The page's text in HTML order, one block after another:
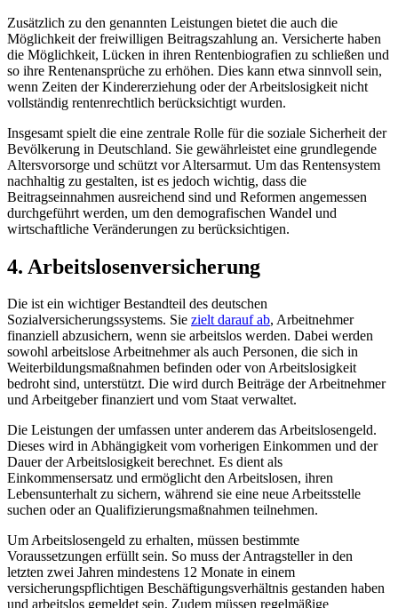
Zusätzlich ⁣zu den genannten⁢ Leistungen​ bietet die ⁣auch die
‍Möglichkeit der freiwilligen Beitragszahlung an. Versicherte haben
die‌ Möglichkeit, Lücken in ihren Rentenbiografien zu schließen und
so ihre Rentenansprüche zu erhöhen.‍ Dies kann etwa sinnvoll sein,
⁣wenn Zeiten der Kindererziehung⁢ oder der Arbeitslosigkeit nicht
vollständig​ rentenrechtlich berücksichtigt‌ wurden.
Insgesamt spielt ⁤die eine zentrale Rolle für die⁣ soziale Sicherheit der
Bevölkerung in Deutschland.​ Sie gewährleistet eine grundlegende⁤
Altersvorsorge ​und schützt vor Altersarmut. Um das Rentensystem ​
nachhaltig ‌zu gestalten, ist es jedoch wichtig,⁤ dass die
Beitragseinnahmen ⁢ausreichend sind und‌ Reformen‍ angemessen
durchgeführt werden, um den demografischen Wandel und
wirtschaftliche Veränderungen zu berücksichtigen.
4. Arbeitslosenversicherung
Die ist ein wichtiger Bestandteil des deutschen
Sozialversicherungssystems. Sie zielt darauf ab, Arbeitnehmer
finanziell abzusichern, wenn sie arbeitslos werden. Dabei werden
sowohl arbeitslose Arbeitnehmer als​ auch Personen, die sich in
Weiterbildungsmaßnahmen ⁣befinden oder von Arbeitslosigkeit
bedroht sind,​ unterstützt. Die wird durch Beiträge der Arbeitnehmer
‍und Arbeitgeber finanziert ‌und⁤ vom Staat verwaltet.
Die Leistungen der umfassen ‌unter anderem das Arbeitslosengeld.
Dieses wird in‌ Abhängigkeit vom vorherigen Einkommen und der‌
Dauer der Arbeitslosigkeit berechnet. Es dient als
Einkommensersatz und ermöglicht den Arbeitslosen,‌ ihren
Lebensunterhalt zu sichern, während sie eine neue Arbeitsstelle
suchen oder an Qualifizierungsmaßnahmen teilnehmen.
Um Arbeitslosengeld zu erhalten,⁢ müssen bestimmte
Voraussetzungen erfüllt sein. So muss⁤ der ⁢Antragsteller in den
letzten zwei Jahren mindestens 12​ Monate in einem
versicherungspflichtigen ⁢Beschäftigungsverhältnis gestanden haben
und ​arbeitslos ​gemeldet sein. Zudem müssen regelmäßige